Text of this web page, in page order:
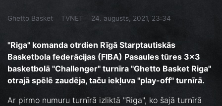
Ghetto Basket TVNET 24. augusts, 2021, 23:34
"Riga" komanda otrdien Rīgā Starptautiskās
Basketbola federācijas (FIBA) Pasaules tūres 3x3
basketbolā "Challenger" turnīra "Ghetto Basket Riga"
otrajā spēlē zaudēja, taču iekļuva "play-off" turnīrā.
Ar pirmo numuru turnīrā izliktā "Riga", ko šajā turnīrā